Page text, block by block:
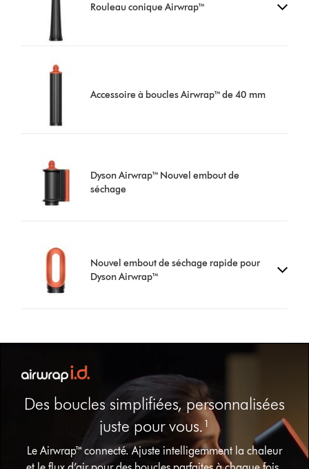
Rouleau conique Airwrap™
Accessoire à boucles Airwrap™ de 40 mm
Dyson Airwrap™ Nouvel embout de
séchage
Nouvel embout de séchage rapide pour
Dyson Airwrap™
Afficher
la
Des boucles simplifiées, personnalisées
juste pour vous.¹
Le Airwrap™ connecté. Ajuste intelligemment la chaleur